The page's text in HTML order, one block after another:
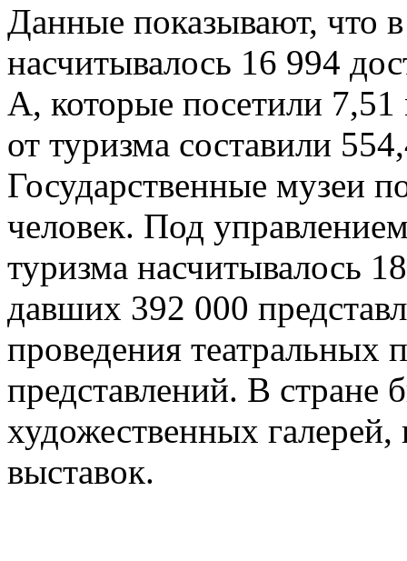
Данные показывают, что
насчитывалось 16 994
А, которые посетили
от туризма составили
Государственные музеи
человек. Под
туризма насчитывалось
давших 392 000
проведения театральных
представлений. В стране
художественных
выставок.